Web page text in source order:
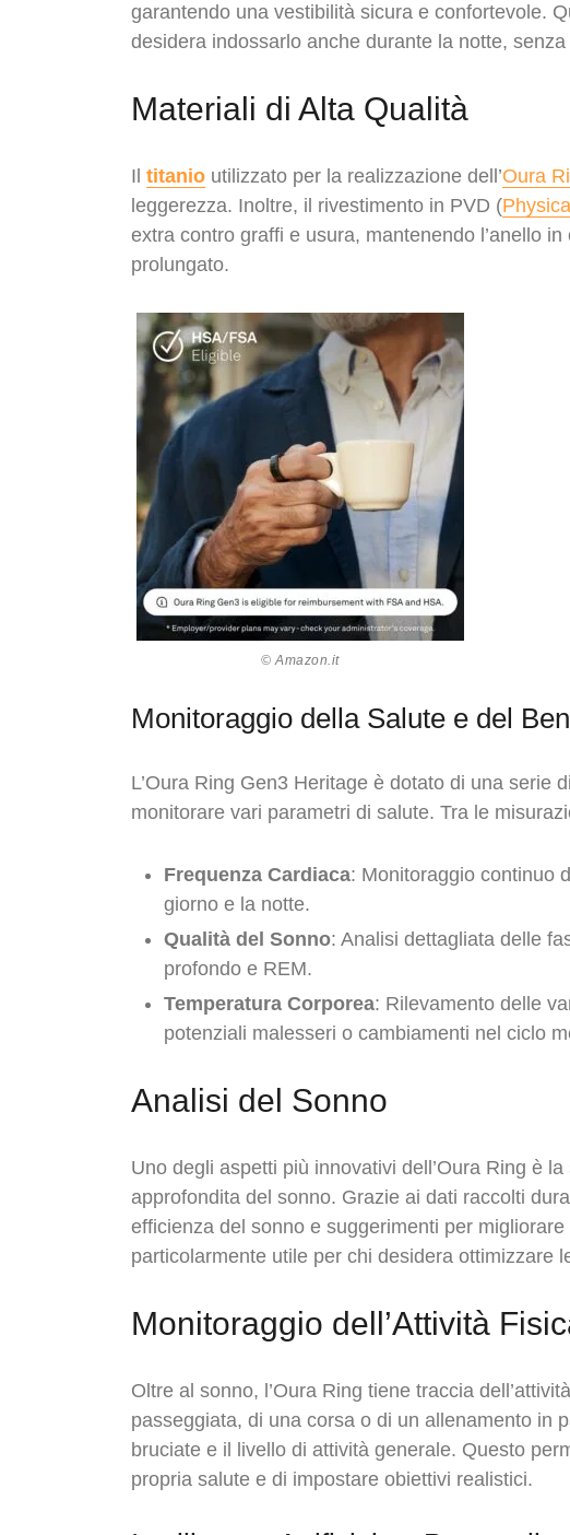
garantendo una vestibilità sicura e confortevole.
desidera indossarlo anche durante la notte,
Materiali di Alta Qualità
Il titanio utilizzato per la realizzazione dell’Oura
leggerezza. Inoltre, il rivestimento in PVD (
extra contro graffi e usura, mantenendo l’anello
prolungato.
© Amazon.it
Monitoraggio della Salute e del
L’Oura Ring Gen3 Heritage è dotato di una serie
monitorare vari parametri di salute. Tra le
Frequenza Cardiaca: Monitoraggio continuo
giorno e la notte.
Qualità del Sonno: Analisi dettagliata delle
profondo e REM.
Temperatura Corporea: Rilevamento delle
potenziali malesseri o cambiamenti nel ciclo
Analisi del Sonno
Uno degli aspetti più innovativi dell’Oura Ring è
approfondita del sonno. Grazie ai dati raccolti
efficienza del sonno e suggerimenti per
particolarmente utile per chi desidera ottimizzare
Monitoraggio dell’Attività
Oltre al sonno, l’Oura Ring tiene traccia
passeggiata, di una corsa o di un allenamento in
bruciate e il livello di attività generale. Questo
propria salute e di impostare obiettivi realistici.